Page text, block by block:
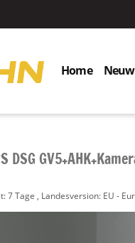
Home
DSG
7 Tage , Landesversion: EU -